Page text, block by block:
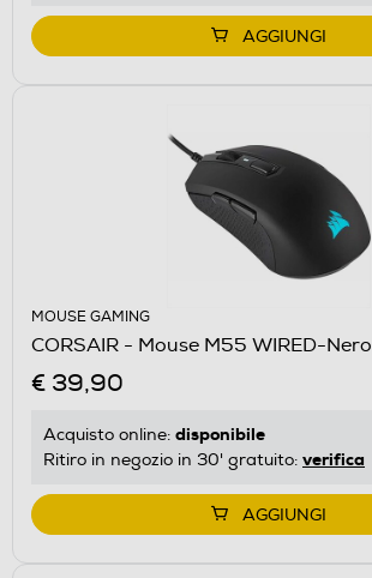
AGGIUNGI
MOUSE GAMING
CORSAIR - Mouse M55 WIRED-Nero
€ 39,90
Acquisto online: disponibile
Ritiro in negozio in 30' gratuito: verifica
AGGIUNGI